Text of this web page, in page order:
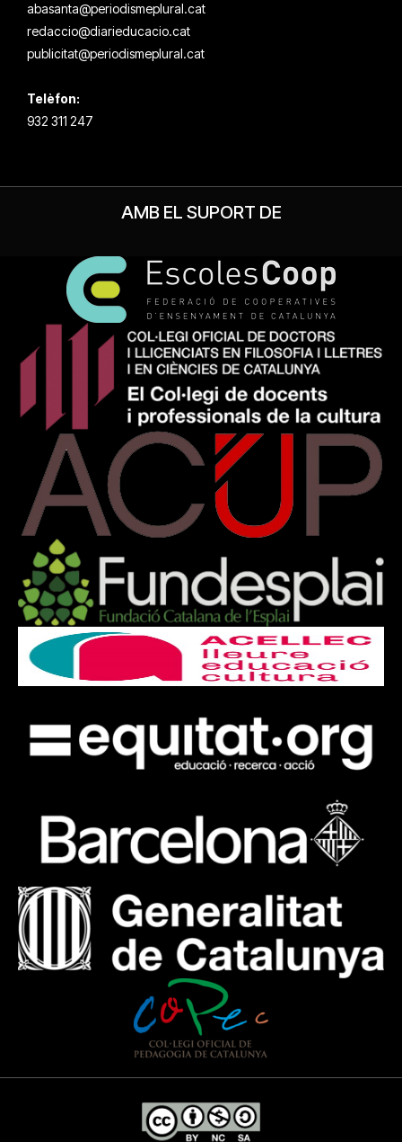
abasanta@periodismeplural.cat
redaccio@diarieducacio.cat
publicitat@periodismeplural.cat
Telèfon:
932 311 247
AMB EL SUPORT DE